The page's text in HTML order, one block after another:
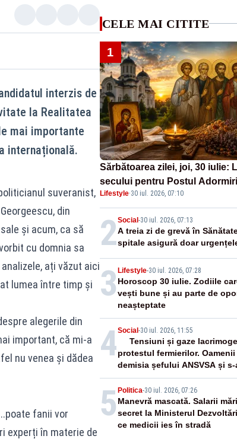
interzis de
la Realitatea
mai importante
internațională.
suveranist,
din
și acum, ca să
cu domnia sa
ați văzut aici
lumea între timp și
alegerile din
important, că mi-a
nu venea și dădea
fanii vor
experți în materie de
CELE MAI CITITE
1
Sărbătoarea zilei, joi, 30 iulie:
secului pentru Postul
Domnului și Sfântul Valentin
Lifestyle·30 iul. 2026, 07:10
2Social-30 iul. 2026, 07:13
A treia zi de grevă în
spitale asigură doar
3 Lifestyle-30 iul. 2026, 07:28
Horoscop 30 iulie. Zodiile
vești bune și au parte de
neașteptate
4Social-30 iul. 2026, 11:55
Tensiuni și gaze
protestul fermierilor. Oamenii
demisia șefului ANSVSA și
în Piața Victoria– LIVE TEXT
5 Politica-30 iul. 2026, 07:26
Manevră mascată. Salarii
secret la Ministerul
ce medicii ies în stradă